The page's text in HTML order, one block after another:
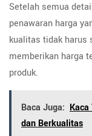
Setelah semua
penawaran harga
kualitas tidak harus
memberikan harga
produk.
Baca Juga: Kaca
dan Berkualitas